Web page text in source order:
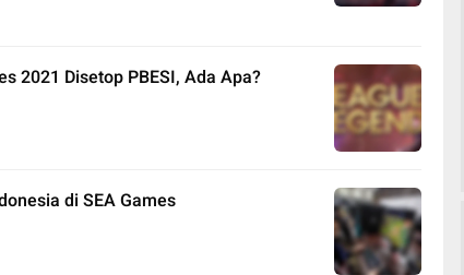
2021 Disetop PBESI, Ada Apa?
di SEA Games